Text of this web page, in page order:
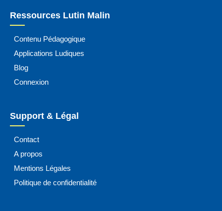
Ressources Lutin Malin
Contenu Pédagogique
Applications Ludiques
Blog
Connexion
Support & Légal
Contact
A propos
Mentions Légales
Politique de confidentialité